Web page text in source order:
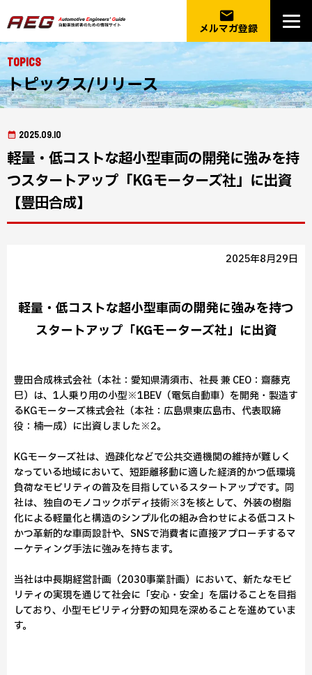
email
メルマガ登録
Topics
トピックス/リリース
2025.09.10
軽量・低コストな超小型車両の開発に強みを持
つスタートアップ「KGモーターズ社」に出資
【豊田合成】
2025年8月29日
軽量・低コストな超小型車両の開発に強みを持つ
スタートアップ「KGモーターズ社」に出資
豊田合成株式会社（本社：愛知県清須市、社長 兼 CEO：齋藤克
巳）は、1人乗り用の小型※1BEV（電気自動車）を開発・製造す
るKGモーターズ株式会社（本社：広島県東広島市、代表取締
役：楠一成）に出資しました※2。
KGモーターズ社は、過疎化などで公共交通機関の維持が難しく
なっている地域において、短距離移動に適した経済的かつ低環境
負荷なモビリティの普及を目指しているスタートアップです。同
社は、独自のモノコックボディ技術※3を核として、外装の樹脂
化による軽量化と構造のシンプル化の組み合わせによる低コスト
かつ革新的な車両設計や、SNSで消費者に直接アプローチするマ
ーケティング手法に強みを持ちます。
当社は中長期経営計画（2030事業計画）において、新たなモビ
リティの実現を通じて社会に「安心・安全」を届けることを目指
しており、小型モビリティ分野の知見を深めることを進めていま
す。